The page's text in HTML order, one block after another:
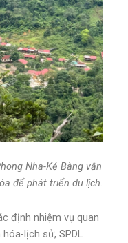
Nha-Kẻ Bàng vẫn
để phát triển du lịch.
định nhiệm vụ quan
lịch sử, SPDL